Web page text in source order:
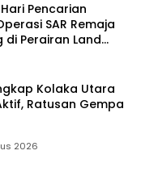
Pencarian
SAR Remaja
di Perairan Lande
Kolaka Utara
Ratusan Gempa
2026